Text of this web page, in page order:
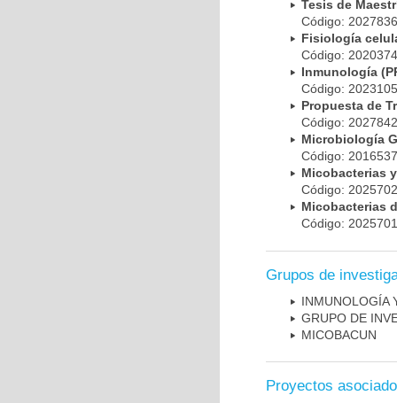
Tesis de
Código:
Fisiología
Código:
Inmunología
Código:
Propuesta de
Código:
Microbiología
Código:
Micobacterias
Código:
Micobacterias
Código:
Grupos de
INMUNOLOGÍA
GRUPO DE
MICOBAC­UN
Proyectos